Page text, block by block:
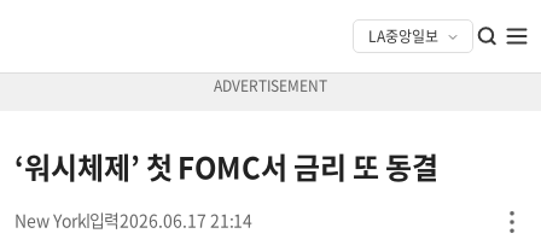
‘워시체제’ 첫 FOMC서 금리 또 동결
New York 2026.06.17 21:14